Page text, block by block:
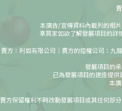
本廣告/宣傳資料內載列的相
準買家如欲了解發展項目的詳
賣方：利如有限公司｜賣方的控權公司：九
發展項目的
已為發展項目的建造提
本
賣方保留權利不時改動發展項目或其任何部